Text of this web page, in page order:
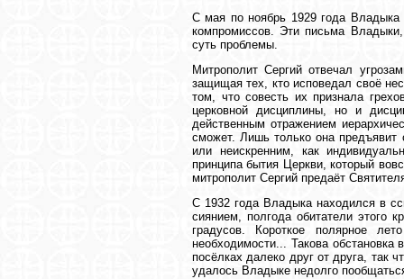
С мая по ноябрь 1929 года Владыка
компромиссов. Эти письма Владыки,
суть проблемы.
Митрополит Сергий отвечал
защищая тех, кто исповедал своё
том, что совесть их признала
церковной дисциплины, но и
действенным отражением
сможет. Лишь только она предъявит
или неискренним, как
принципа бытия Церкви, который
митрополит Сергий предаёт
С 1932 года Владыка находился в
сиянием, полгода обитатели этого
градусов. Короткое полярное
необходимости... Такова
посёлках далеко друг от друга, так
удалось Владыке недолго